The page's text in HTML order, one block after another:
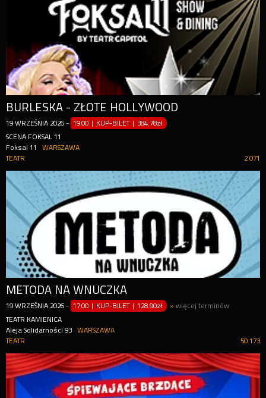
BURLESKA - ZŁOTE HOLLYWOOD
19 WRZEŚNIA 2026 - 19:00 | KUP-BILET | 384.78zł
SCENA FOKSAL 11
Foksal 11
WARSZAWA
2 071
TEATR
METODA NA WNUCZKA
19 WRZEŚNIA 2026 - 17:00 | KUP-BILET |128.90zł »więcej terminów
TEATR KAMIENICA
Aleja Solidarności 93
WARSZAWA
50 173
TEATR